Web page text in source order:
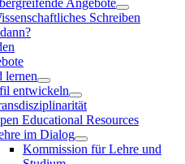
Schreiben
lernen
entwickeln
Educational Resources
im Dialog
Kommission für Lehre und